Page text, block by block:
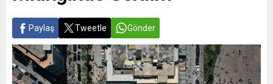
Paylaş Tweetle Gönder